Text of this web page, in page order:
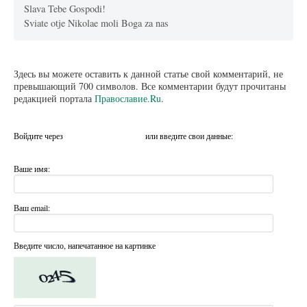
Slava Tebe Gospodi!
Sviate otje Nikolae moli Boga za nas
Здесь вы можете оставить к данной статье свой комментарий, не
превышающий 700 символов. Все комментарии будут прочитаны
редакцией портала Православие.Ru.
Войдите через или введите свои данные:
Ваше имя:
Ваш email:
Введите число, напечатанное на картинке